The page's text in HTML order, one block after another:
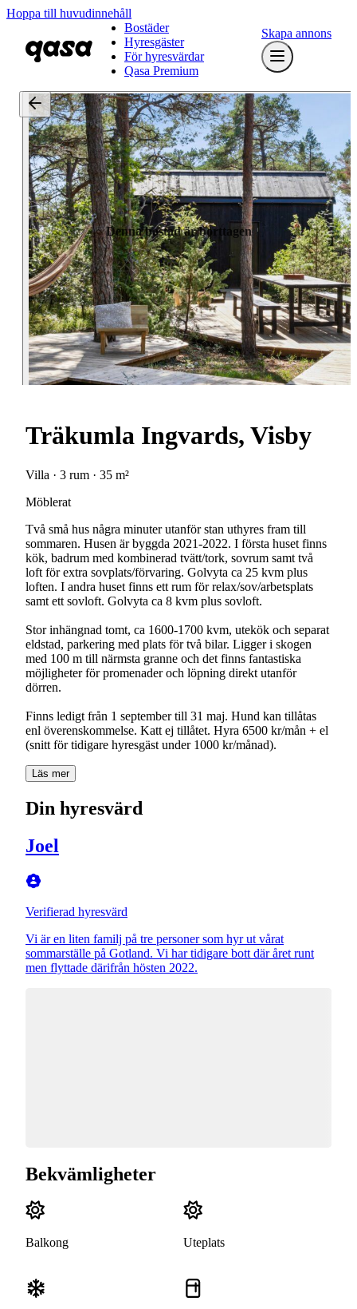
Hoppa till huvudinnehåll
Bostäder
Hyresgäster
För hyresvärdar
Qasa Premium
Skapa annons
Denna bostad är borttagen
Träkumla Ingvards, Visby
Villa · 3 rum · 35 m²
Möblerat
Två små hus några minuter utanför stan uthyres fram till
sommaren. Husen är byggda 2021-2022. I första huset finns
kök, badrum med kombinerad tvätt/tork, sovrum samt två
loft för extra sovplats/förvaring. Golvyta ca 25 kvm plus
loften. I andra huset finns ett rum för relax/sov/arbetsplats
samt ett sovloft. Golvyta ca 8 kvm plus sovloft.
Stor inhängnad tomt, ca 1600-1700 kvm, utekök och separat
eldstad, parkering med plats för två bilar. Ligger i skogen
med 100 m till närmsta granne och det finns fantastiska
möjligheter för promenader och löpning direkt utanför
dörren.
Finns ledigt från 1 september till 31 maj. Hund kan tillåtas
enl överenskommelse. Katt ej tillåtet. Hyra 6500 kr/mån + el
(snitt för tidigare hyresgäst under 1000 kr/månad).
Läs mer
Din hyresvärd
Joel
Verifierad hyresvärd
Vi är en liten familj på tre personer som hyr ut vårat
sommarställe på Gotland. Vi har tidigare bott där året runt
men flyttade därifrån hösten 2022.
Bekvämligheter
Balkong Uteplats